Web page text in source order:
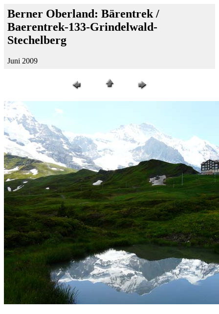
Berner Oberland: Bärentrek /
Baerentrek-133-Grindelwald-
Stechelberg
Juni 2009